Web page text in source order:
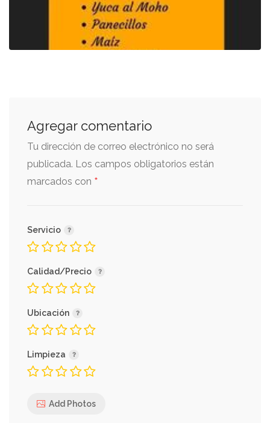
Agregar comentario
Tu dirección de correo electrónico no será
publicada. Los campos obligatorios están
marcados con *
Servicio
Calidad/Precio
Ubicación
Limpieza
Add Photos